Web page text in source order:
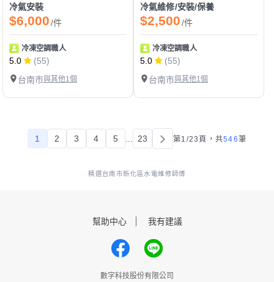
冷氣安裝
$6,000/件
冷凍空調職人
5.0
(55)
台南市與其他1個
冷氣維修/安裝/保養
$2,500/件
冷凍空調職人
5.0
(55)
台南市與其他1個
1 2 3 4 5 23 第1/23頁， 共546筆
精選台南市新化區水電維修師傅
幫助中心 我有建議
數字科技股份有限公司